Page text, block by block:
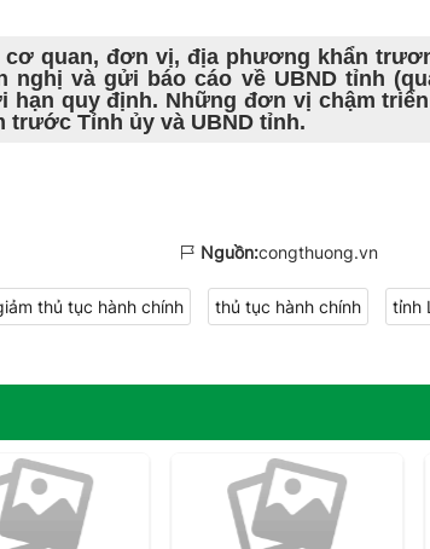
cơ quan, đơn vị, địa phương khẩn
và gửi báo cáo về UBND tỉnh
hạn quy định. Những đơn vị chậm
trước Tỉnh ủy và UBND tỉnh.
Nguồn:congthuong.vn
thủ tục hành chính thủ tục hành chính tỉnh